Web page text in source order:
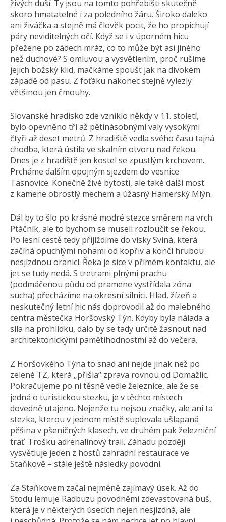
živých duší. Ty jsou na tomto pohřebišti skutečně
skoro hmatatelné i za poledního žáru. Široko daleko
ani živáčka a stejně má člověk pocit, že ho propichují
páry neviditelných očí. Když se i v úporném hicu
přežene po zádech mráz, co to může být asi jiného
než duchové? S omluvou a vysvětlením, proč rušíme
jejich božský klid, mačkáme spoušť jak na divokém
západě od pasu. Z foťáku nakonec stejně vylezly
většinou jen čmouhy.
Slovanské hradisko zde vzniklo někdy v 11. století,
bylo opevněno tří až pětinásobnými valy vysokými
čtyři až deset metrů. Z hradiště vedla svého času tajná
chodba, která ústila ve skalním otvoru nad řekou.
Dnes je z hradiště jen kostel se zpustlým krchovem.
Prcháme dalším opojným sjezdem do vesnice
Tasnovice. Konečně živé bytosti, ale také další most
z kamene obrostlý mechem a úžasný Hamerský Mlýn.
Dál by to šlo po krásné modré stezce směrem na vrch
Ptáčník, ale to bychom se museli rozloučit se řekou.
Po lesní cestě tedy přijíždíme do vísky Sviná, která
začíná opuchlými nohami od kopřiv a končí hrubou
nesjízdnou oranicí. Řeka je sice v přímém kontaktu, ale
jet se tudy nedá. S tretrami plnými prachu
(podmáčenou půdu od pramene vystřídala zóna
sucha) přecházíme na okresní silnici. Hlad, žízeň a
neskutečný letní hic nás doprovodil až do malebného
centra městečka Horšovský Týn. Kdyby byla nálada a
síla na prohlídku, dalo by se tady určitě žasnout nad
architektonickými pamětihodnostmi až do večera.
Z Horšovkého Týna to snad ani nejde jinak než po
zelené TZ, která „přišla“ zprava rovnou od Domažlic.
Pokračujeme po ní těsně vedle železnice, ale že se
jedná o turistickou stezku, je v těchto místech
dovedně utajeno. Nejenže tu nejsou značky, ale ani ta
stezka, kterou v jednom místě suplovala ušlapaná
pěšina v pšeničných klasech, ve druhém pak železniční
trať. Trošku adrenalinový trail. Záhadu později
vysvětluje jeden z hostů zahradní restaurace ve
Staňkově – stále ještě následky povodní.
Za Staňkovem začal nejméně zajímavý úsek. Až do
Stodu lemuje Radbuzu povodněmi zdevastovaná buš,
která je v některých úsecích nejen nesjízdná, ale